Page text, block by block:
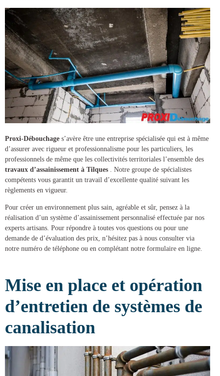
Proxi-Débouchage s’avère être une entreprise spécialisée qui est à même
d’assurer avec rigueur et professionnalisme pour les particuliers, les
professionnels de même que les collectivités territoriales l’ensemble des
travaux d’assainissement à Tilques
. Notre groupe de spécialistes
compétents vous garantit un travail d’excellente qualité suivant les
règlements en vigueur.
Pour créer un environnement plus sain, agréable et sûr, pensez à la
réalisation d’un système d’assainissement personnalisé effectuée par nos
experts artisans. Pour répondre à toutes vos questions ou pour une
demande de d’évaluation des prix, n’hésitez pas à nous consulter via
notre numéro de téléphone ou en complétant notre formulaire en ligne.
Mise en place et opération
d’entretien de systèmes de
canalisation